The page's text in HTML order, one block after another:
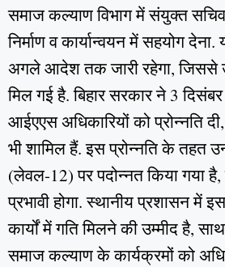
समाज कल्याण विभाग में संयुक्त
निर्माण व कार्यान्वयन में सहयोग
अगले आदेश तक जारी रहेगा, जिससे
मिल गई है. बिहार सरकार ने 3
आईएएस अधिकारियों को प्रोन्नति
भी शामिल हैं. इस प्रोन्नति के तहत
(लेवल‑12) पर पदोन्नत किया गया
प्रभावी होगा. स्थानीय प्रशासन में
कार्यों में गति मिलने की उम्मीद है,
समाज कल्याण के कार्यक्रमों को